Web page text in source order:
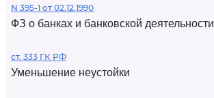
N 395-1 от 02.12.1990
ФЗ о банках и банковской деятельности
ст. 333 ГК РФ
Уменьшение неустойки